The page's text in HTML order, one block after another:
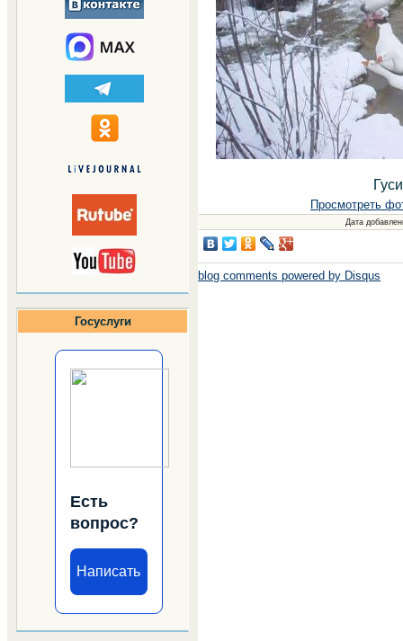
Госуслуги
Есть
вопрос?
Написать
Просмотреть
Дата
blog comments powered by Disqus